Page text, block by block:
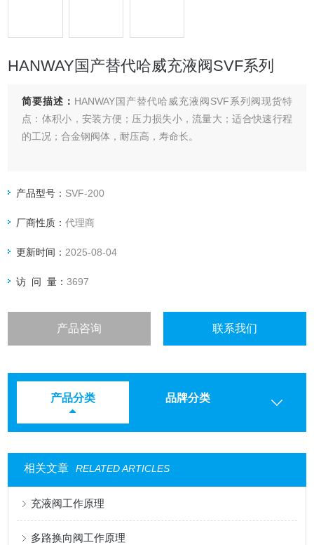
HANWAY国产替代哈威充液阀SVF系列
简要描述： HANWAY国产替代哈威充液阀SVF系列阀现货特
点：体积小，安装方便；压力损失小，流量大；适合快速行程
的工况；合金钢阀体，耐压高，寿命长。
产品型号： SVF-200
厂商性质：代理商
更新时间： 2025-08-04
访 问 量：3697
产品咨询 联系我们
产品分类 品牌分类
相关文章 RELATED ARTICLES
充液阀工作原理
多路换向阀工作原理